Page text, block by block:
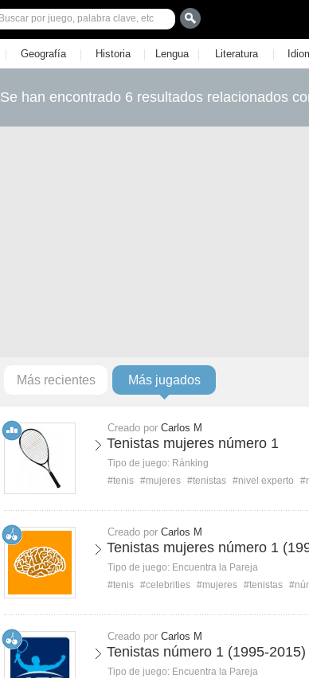
| Geografía | Historia | Lengua | Literatura |
Se han encontrado 6 resultados relacionados
Más recientes Más jugados
Creado por Carlos M
Tenistas mujeres número 1
Tipo de juego: Ránking
#tenis #mujeres #tenistas #nivel experto
Creado por Carlos M
Tenistas mujeres número 1
Tipo de juego: Encuentra la Pareja
#tenis #celebrities #mujeres #tenistas
Creado por Carlos M
Tenistas número 1 (1995-2015)
Tipo de juego: Encuentra la Pareja